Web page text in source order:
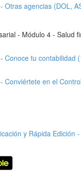
Otras agencias (DOL,
- Módulo 4 - Salud
Conoce tu contabilidad
Conviértete en el
y Rápida Edición